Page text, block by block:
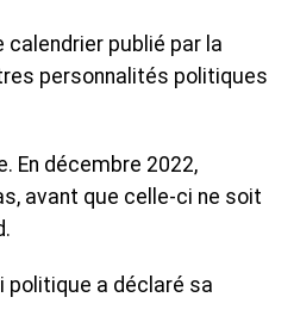
calendrier publié par la
personnalités politiques
En décembre 2022,
avant que celle-ci ne soit
politique a déclaré sa